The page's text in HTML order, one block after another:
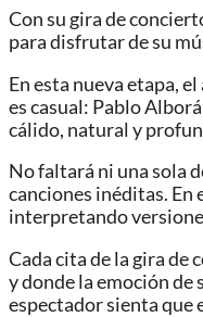
Con su gira de
para disfrutar de su
En esta nueva etapa,
es casual: Pablo
cálido, natural y
No faltará ni una sola
canciones inéditas.
interpretando
Cada cita de la gira de
y donde la emoción de
espectador sienta que